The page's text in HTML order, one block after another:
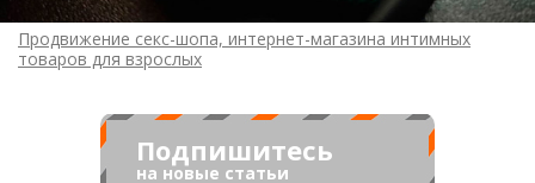
Продвижение секс-шопа, интернет-магазина интимных
товаров для взрослых
Подпишитесь
на новые статьи